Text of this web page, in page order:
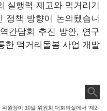
실행력 제고와 먹거리기
정책 방향이 논의됐습니
간담회 추진 방안, 연구
한 먹거리돌봄 사업 개발
원장이 10일 위원회 대회의실에서 ‘제2